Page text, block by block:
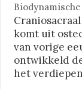
komt uit
van vorige
ontwikkeld
het